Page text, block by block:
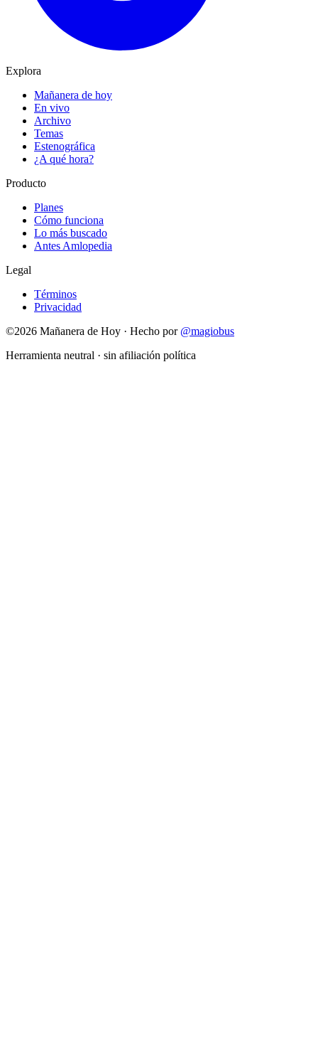
Explora
Mañanera de hoy
En vivo
Archivo
Temas
Estenográfica
¿A qué hora?
Producto
Planes
Cómo funciona
Lo más buscado
Antes Amlopedia
Legal
Términos
Privacidad
©2026 Mañanera de Hoy · Hecho por @magiobus
Herramienta neutral · sin afiliación política